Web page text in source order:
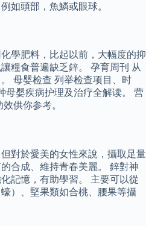
如頭部，魚鱗或眼球。
學肥料，比起以前，大幅度的抑
糧食普遍缺乏鋅。 孕育周刊 从
母婴检查 列举检查项目、时
母婴疾病护理及治疗全解读。 营
供你参考。
對於愛美的女性來說，攝取足量
合成、維持青春美麗。 鋅對神
記憶，有助學習。 主要可以從
）、堅果類如合桃、腰果等攝